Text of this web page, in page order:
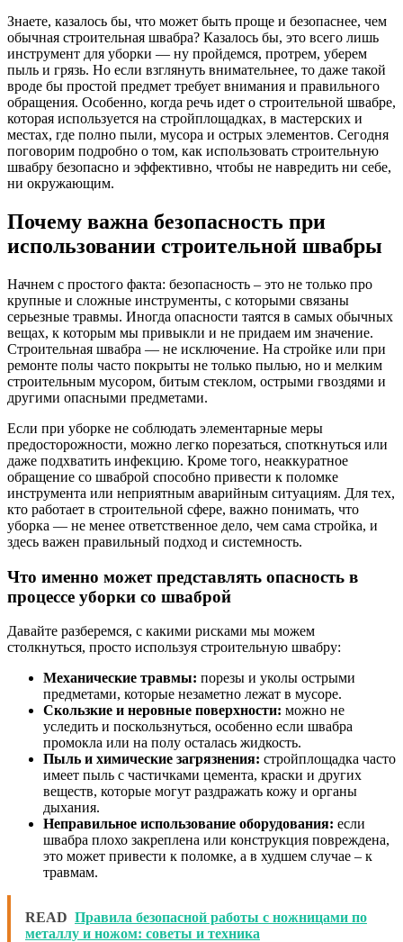
Знаете, казалось бы, что может быть проще и безопаснее, чем
обычная строительная швабра? Казалось бы, это всего лишь
инструмент для уборки — ну пройдемся, протрем, уберем
пыль и грязь. Но если взглянуть внимательнее, то даже такой
вроде бы простой предмет требует внимания и правильного
обращения. Особенно, когда речь идет о строительной швабре,
которая используется на стройплощадках, в мастерских и
местах, где полно пыли, мусора и острых элементов. Сегодня
поговорим подробно о том, как использовать строительную
швабру безопасно и эффективно, чтобы не навредить ни себе,
ни окружающим.
Почему важна безопасность при
использовании строительной швабры
Начнем с простого факта: безопасность – это не только про
крупные и сложные инструменты, с которыми связаны
серьезные травмы. Иногда опасности таятся в самых обычных
вещах, к которым мы привыкли и не придаем им значение.
Строительная швабра — не исключение. На стройке или при
ремонте полы часто покрыты не только пылью, но и мелким
строительным мусором, битым стеклом, острыми гвоздями и
другими опасными предметами.
Если при уборке не соблюдать элементарные меры
предосторожности, можно легко порезаться, споткнуться или
даже подхватить инфекцию. Кроме того, неаккуратное
обращение со шваброй способно привести к поломке
инструмента или неприятным аварийным ситуациям. Для тех,
кто работает в строительной сфере, важно понимать, что
уборка — не менее ответственное дело, чем сама стройка, и
здесь важен правильный подход и системность.
Что именно может представлять опасность в
процессе уборки со шваброй
Давайте разберемся, с какими рисками мы можем
столкнуться, просто используя строительную швабру:
Механические травмы: порезы и уколы острыми
предметами, которые незаметно лежат в мусоре.
Скользкие и неровные поверхности: можно не
уследить и поскользнуться, особенно если швабра
промокла или на полу осталась жидкость.
Пыль и химические загрязнения: стройплощадка часто
имеет пыль с частичками цемента, краски и других
веществ, которые могут раздражать кожу и органы
дыхания.
Неправильное использование оборудования: если
швабра плохо закреплена или конструкция повреждена,
это может привести к поломке, а в худшем случае – к
травмам.
READ Правила безопасной работы с ножницами по
металлу и ножом: советы и техника